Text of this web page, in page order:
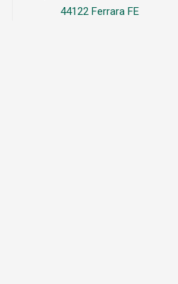
44122 Ferrara FE